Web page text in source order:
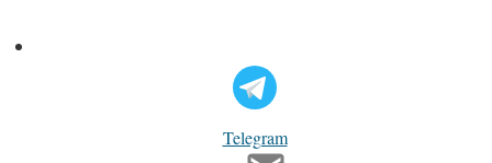
Telegram